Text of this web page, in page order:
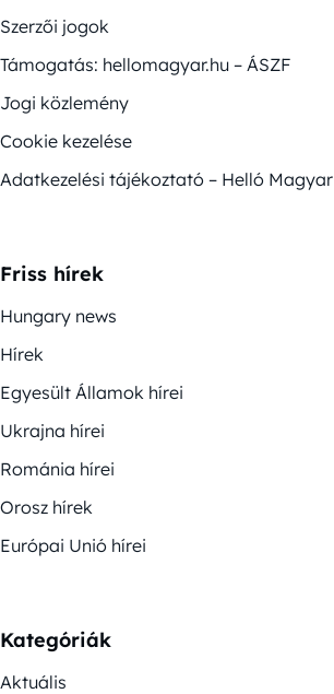
Szerzői jogok
Támogatás: hellomagyar.hu – ÁSZF
Jogi közlemény
Cookie kezelése
Adatkezelési tájékoztató – Helló Magyar
Friss hírek
Hungary news
Hírek
Egyesült Államok hírei
Ukrajna hírei
Románia hírei
Orosz hírek
Európai Unió hírei
Kategóriák
Aktuális